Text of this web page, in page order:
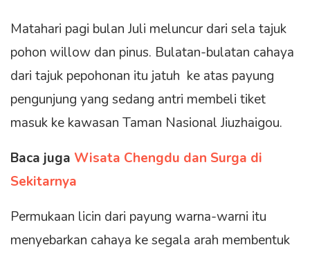
Matahari pagi bulan Juli meluncur dari sela tajuk
pohon willow dan pinus. Bulatan-bulatan cahaya
dari tajuk pepohonan itu jatuh ke atas payung
pengunjung yang sedang antri membeli tiket
masuk ke kawasan Taman Nasional Jiuzhaigou.
Baca juga Wisata Chengdu dan Surga di
Sekitarnya
Permukaan licin dari payung warna-warni itu
menyebarkan cahaya ke segala arah membentuk